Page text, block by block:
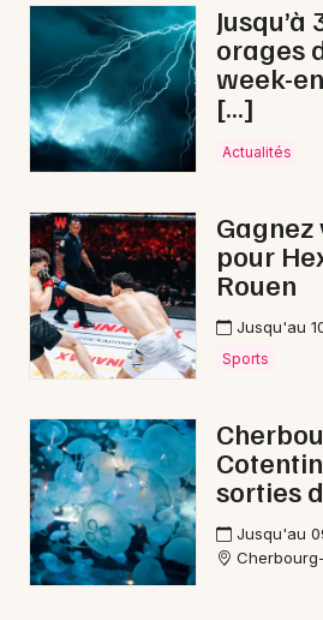
Expos
Sorties & loisirs
Opéra dans la Manche
Opéra en Normandie
Artistes en tournée
Actus à Avranches
Magazine à Avranches
orages
week-
[…]
Actualités
pour
Rouen
Jusqu'au
Sports
sorties
Jusqu'au